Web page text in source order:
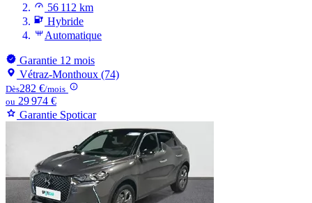
56 112 km
Hybride
Automatique
Garantie 12 mois
Vétraz-Monthoux (74)
Dès282 €/mois
ou 29 974 €
Garantie Spoticar